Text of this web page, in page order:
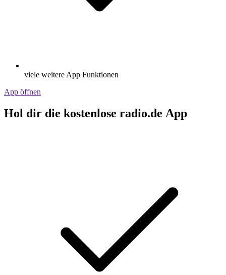
viele weitere App Funktionen
App öffnen
Hol dir die kostenlose radio.de App